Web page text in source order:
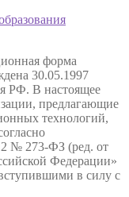
форма
30.05.1997
РФ. В настоящее
предлагающие
технологий,
№ 273-ФЗ (ред. от
Федерации»
в силу с